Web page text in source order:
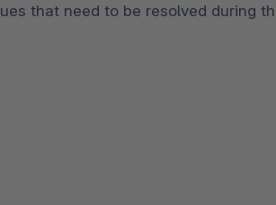
that need to be resolved during